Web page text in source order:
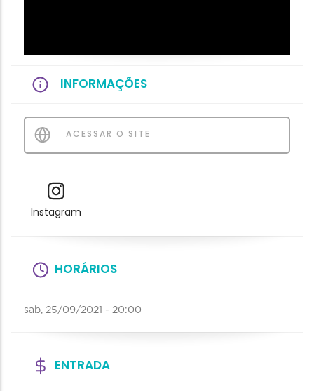
INFORMAÇÕES
ACESSAR O SITE
Instagram
HORÁRIOS
sab, 25/09/2021 - 20:00
ENTRADA